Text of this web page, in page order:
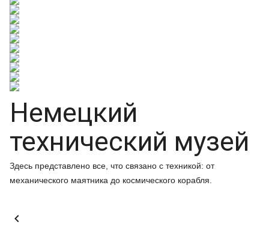
Немецкий
технический музей
Здесь представлено все, что связано с техникой: от
механического маятника до космического корабля.
